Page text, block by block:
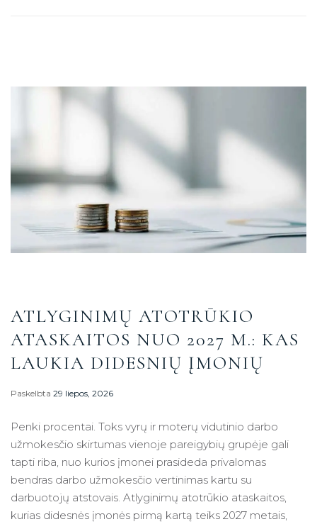
ATLYGINIMŲ ATOTRŪKIO
ATASKAITOS NUO 2027 M.: KAS
LAUKIA DIDESNIŲ ĮMONIŲ
Paskelbta 29 liepos, 2026
Penki procentai. Toks vyrų ir moterų vidutinio darbo
užmokesčio skirtumas vienoje pareigybių grupėje gali
tapti riba, nuo kurios įmonei prasideda privalomas
bendras darbo užmokesčio vertinimas kartu su
darbuotojų atstovais. Atlyginimų atotrūkio ataskaitos,
kurias didesnės įmonės pirmą kartą teiks 2027 metais,